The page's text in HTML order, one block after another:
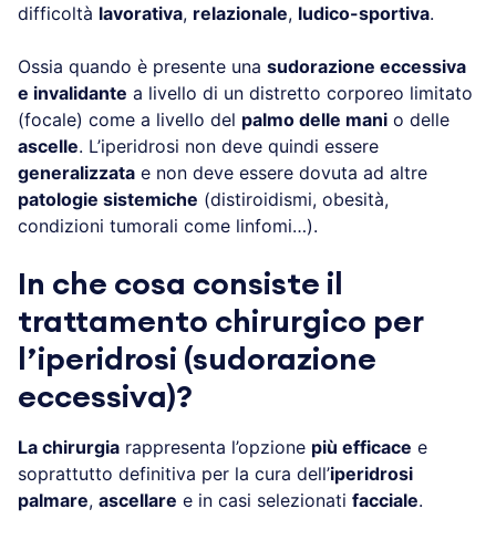
difficoltà lavorativa, relazionale, ludico-sportiva.
Ossia quando è presente una sudorazione eccessiva
e invalidante a livello di un distretto corporeo limitato
(focale) come a livello del palmo delle mani o delle
ascelle. L’iperidrosi non deve quindi essere
generalizzata e non deve essere dovuta ad altre
patologie sistemiche (distiroidismi, obesità,
condizioni tumorali come linfomi…).
In che cosa consiste il
trattamento chirurgico per
l’iperidrosi (sudorazione
eccessiva)?
La chirurgia rappresenta l’opzione più efficace e
soprattutto definitiva per la cura dell’iperidrosi
palmare, ascellare e in casi selezionati facciale.